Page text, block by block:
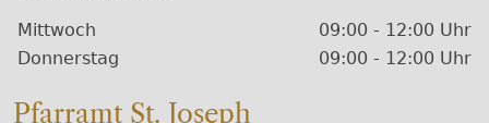
Wochentage / Monate
Öffnungszeiten / Hinweise
Mittwoch
09:00 - 12:00 Uhr
Donnerstag
09:00 - 12:00 Uhr
Pfarramt St. Joseph